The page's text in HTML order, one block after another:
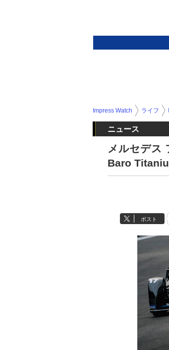
Impress Watch ライフ
ニュース
メルセデス
Baro
ポスト